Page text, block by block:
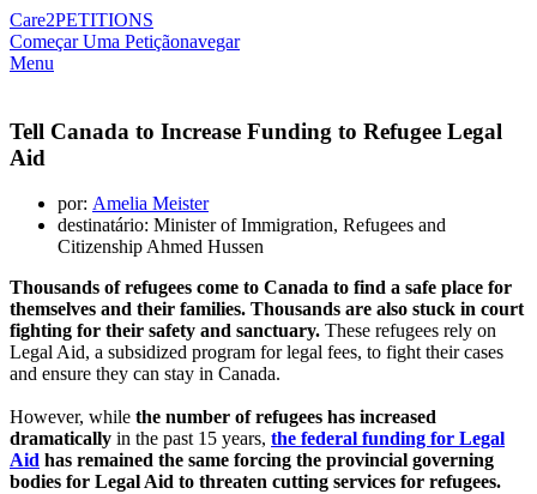
Care2PETITIONS
Começar Uma Petiçãonavegar
Menu
Tell Canada to Increase Funding to Refugee Legal
Aid
por: Amelia Meister
destinatário: Minister of Immigration, Refugees and
Citizenship Ahmed Hussen
Thousands of refugees come to Canada to find a safe place for
themselves and their families. Thousands are also stuck in court
fighting for their safety and sanctuary. These refugees rely on
Legal Aid, a subsidized program for legal fees, to fight their cases
and ensure they can stay in Canada.
However, while the number of refugees has increased
dramatically in the past 15 years, the federal funding for Legal
Aid has remained the same forcing the provincial governing
bodies for Legal Aid to threaten cutting services for refugees.